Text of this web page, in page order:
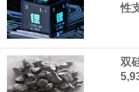
稳定的三大有利因素
进一步扩大全年营运
美国国会预算办公室
性
双